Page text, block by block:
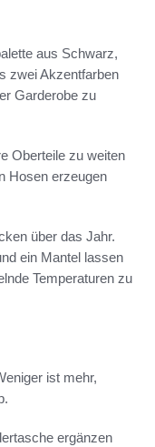
aus Schwarz,
zwei Akzentfarben
Garderobe zu
Oberteile zu weiten
Hosen erzeugen
über das Jahr.
ein Mantel lassen
Temperaturen zu
ist mehr,
ergänzen